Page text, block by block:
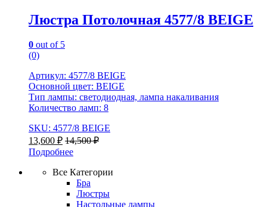
Люстра Потолочная 4577/8 BEIGE
0 out of 5
(0)
Артикул: 4577/8 BEIGE
Основной цвет: BEIGE
Тип лампы: светодиодная, лампа накаливания
Количество ламп: 8
SKU: 4577/8 BEIGE
13,600 ₽ 14,500₽
Подробнее
Все Категории
Бра
Люстры
Настольные лампы